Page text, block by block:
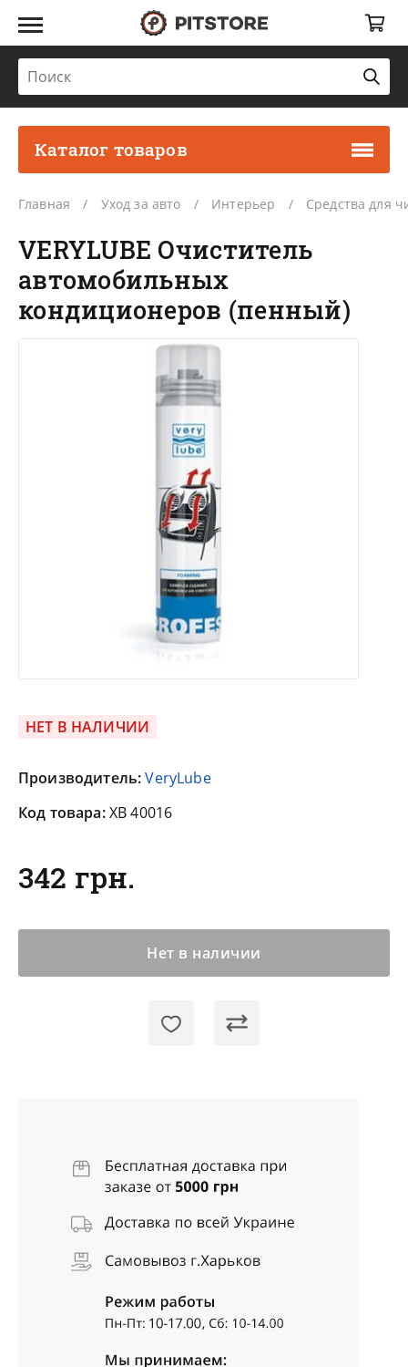
Каталог товаров
Главная Уход за авто Интерьер Средства для
VERYLUBE Очиститель
автомобильных
кондиционеров (пенный)
НЕТ В НАЛИЧИИ
Производитель:VeryLube
Код товара:XB 40016
342 грн.
Нет в наличии